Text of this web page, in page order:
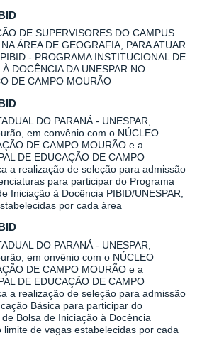
DE SUPERVISORES DO CAMPUS
ÁREA DE GEOGRAFIA, PARA ATUAR
- PROGRAMA INSTITUCIONAL DE
DOCÊNCIA DA UNESPAR NO
DE CAMPO MOURÃO
DO PARANÁ - UNESPAR,
em convênio com o NÚCLEO
DE CAMPO MOURÃO e a
DE EDUCAÇÃO DE CAMPO
a realização de seleção para admissão
para participar do Programa
Iniciação à Docência PIBID/UNESPAR,
por cada área
DO PARANÁ - UNESPAR,
em onvênio com o NÚCLEO
DE CAMPO MOURÃO e a
DE EDUCAÇÃO DE CAMPO
a realização de seleção para admissão
Básica para participar do
Bolsa de Iniciação à Docência
limite de vagas estabelecidas por cada